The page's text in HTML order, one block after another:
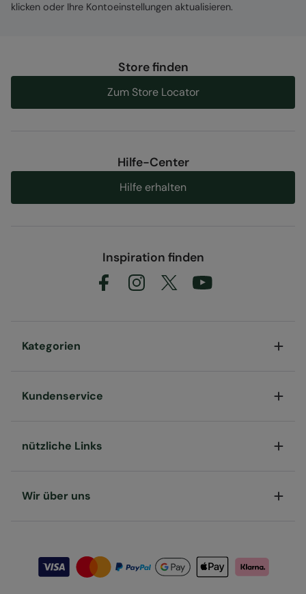
klicken oder Ihre Kontoeinstellungen aktualisieren.
Store finden
Zum Store Locator
Hilfe-Center
Hilfe erhalten
Inspiration finden
Kategorien
Kundenservice
nützliche Links
Wir über uns